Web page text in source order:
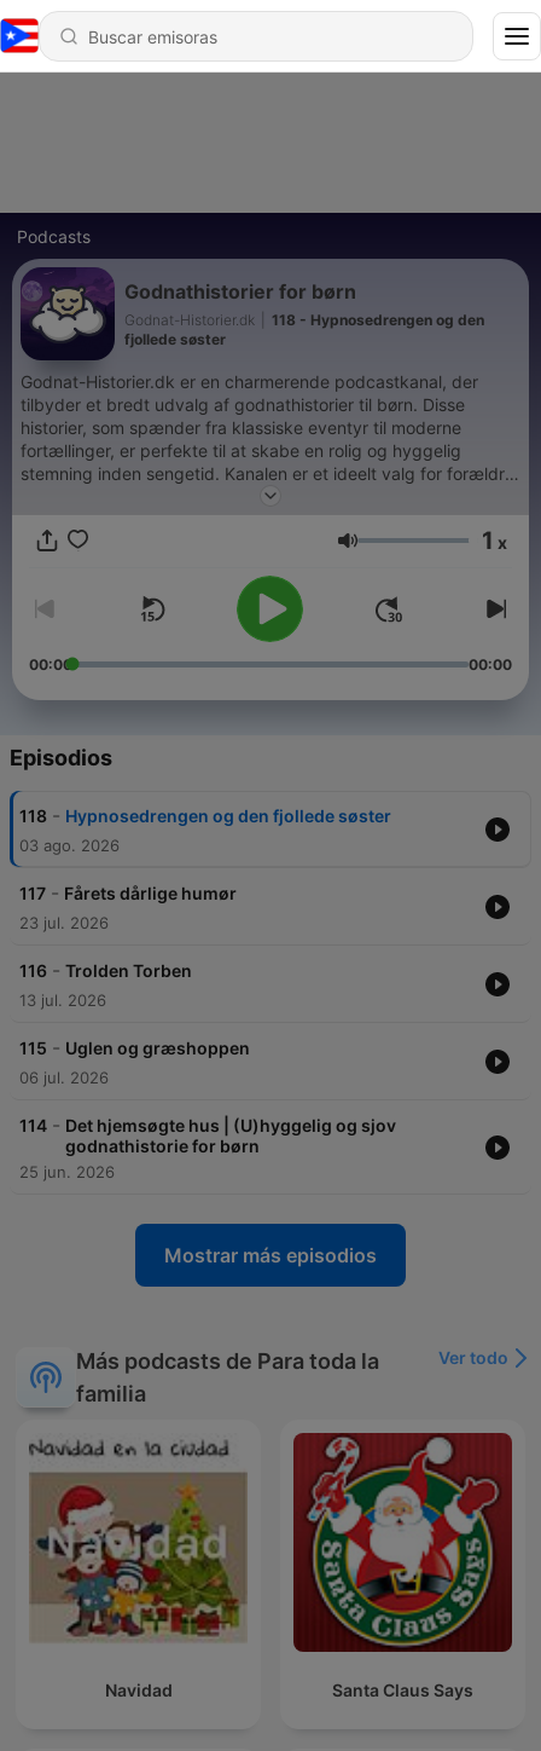
Podcasts
Godnathistorier for børn
Godnat-Historier.dk
118 - Hypnosedrengen og den
fjollede søster
Godnat-Historier.dk er en charmerende podcastkanal, der
tilbyder et bredt udvalg af godnathistorier til børn. Disse
historier, som spænder fra klassiske eventyr til moderne
fortællinger, er perfekte til at skabe en rolig og hyggelig
stemning inden sengetid. Kanalen er et ideelt valg for forældre,
der ønsker at introducere deres børn for glæden ved
af indhold på hjemmesiden og YouTube-kanalen, er der rig
Volumen 1 x
00:00 00:00
Episodios
118 - Hypnosedrengen og den fjollede søster
03 ago. 2026
117 - Fårets dårlige humør
23 jul. 2026
116 - Trolden Torben
13 jul. 2026
115 - Uglen og græshoppen
06 jul. 2026
114 - Det hjemsøgte hus | (U)hyggelig og sjov
godnathistorie for børn
25 jun. 2026
Mostrar más episodios
Más podcasts de Para toda la
familia
Ver todo
Navidad Santa Claus Says